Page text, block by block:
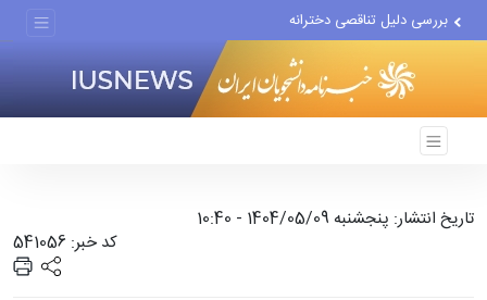
بررسی دلیل تناقصی دخترانه
تغییر ناگهانی روی نیمکت...
تاریخ انتشار: پنجشنبه 1404/05/09 - 10:40
کد خبر: 541056